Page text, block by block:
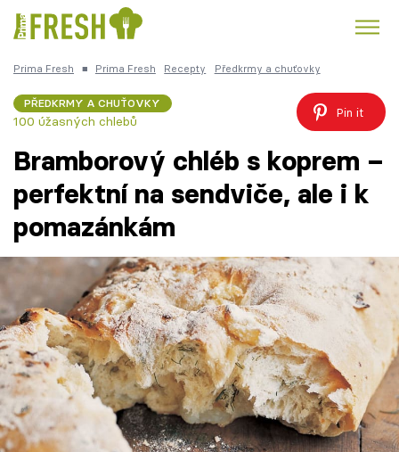
Česká kuchyně Čokoláda
Témata
Recepty
Články
TV Program
Škola vaření
Prima Fresh ■ Prima Fresh Recepty Předkrmy a chuťovky
PŘEDKRMY A CHUŤOVKY
100 úžasných chlebů
Pin it
Bramborový chléb s koprem –
perfektní na sendviče, ale i k
pomazánkám